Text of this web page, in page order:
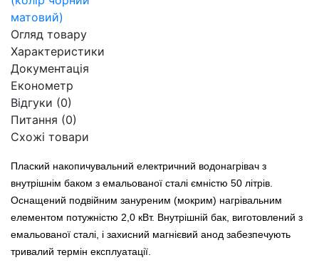
Огляд товару
Характеристики
Документація
Економетр
Відгуки (0)
Питання (0)
Схожі товари
Плаский накопичувальний електричний водонагрівач з
внутрішнім баком з емальованої сталі ємністю 50 літрів.
Оснащений подвійним зануреним (мокрим) нагрівальним
елементом потужністю 2,0 кВт. Внутрішній бак, виготовлений з
емальованої сталі, і захисний магнієвий анод забезпечують
тривалий термін експлуатації.